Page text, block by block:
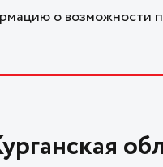
о возможности